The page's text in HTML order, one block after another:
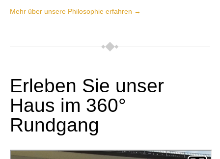
Mehr über unsere Philosophie erfahren →
Erleben Sie unser
Haus im 360°
Rundgang